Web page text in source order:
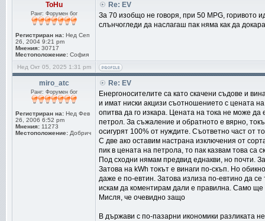
ToHu
Ранг: Форумен бог
Регистриран на: Нед Сеп
26, 2004 9:21 pm
Мнения: 30717
Местоположение: София
Re: EV
За 70 изобщо не говоря, при 50 MPG, горивото
слънчогледи да наслагаш пак няма как да
Нед Окт 05, 2025 1:31 pm
miro_atc
Ранг: Форумен бог
Регистриран на: Нед Фев
26, 2006 6:52 pm
Мнения: 11273
Местоположение: Добрич
Re: EV
Енергоносителите са като скачени съдове и
и имат ниски акцизи съотношението с цената
опитва да го изкара. Цената на тока не може
петрол. За съжаление и обратното е вярно,
осигурят 100% от нуждите. Съответно част от
С две ако оставим настрана изключения от
пик в цената на петрола, то пак казвам това са
Под сходни нямам предвид еднакви, но почти.
Затова на kWh токът е винаги по-скъп. Но
даже е по-евтин. Затова излиза по-евтино да
искам да коментирам дали е правилна. Само ще
Мисля, че очевидно защо
В държави с по-пазарни икономики разликата